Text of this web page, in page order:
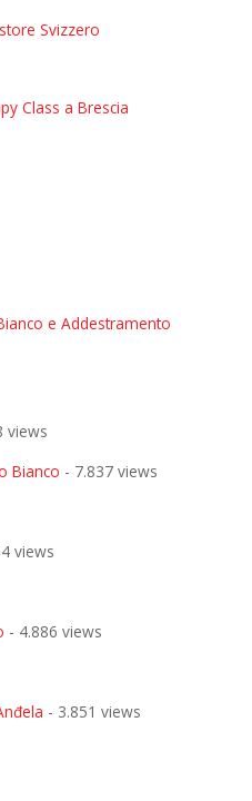
Svizzero
Class a Brescia
e Addestramento
views
Bianco - 7.837 views
views
- 4.886 views
- 3.851 views